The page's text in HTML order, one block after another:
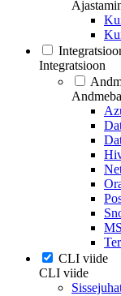
Integratsioon
CLI viide
CLI viide